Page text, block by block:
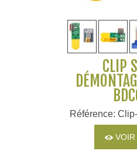
CLIP
Référence:
VOIR